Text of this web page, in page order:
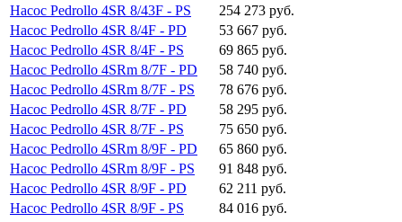
Насос Pedrollo 4SR 8/43F - PS
254 273 руб.
Насос Pedrollo 4SR 8/4F - PD
53 667 руб.
Насос Pedrollo 4SR 8/4F - PS
69 865 руб.
Насос Pedrollo 4SRm 8/7F - PD
58 740 руб.
Насос Pedrollo 4SRm 8/7F - PS
78 676 руб.
Насос Pedrollo 4SR 8/7F - PD
58 295 руб.
Насос Pedrollo 4SR 8/7F - PS
75 650 руб.
Насос Pedrollo 4SRm 8/9F - PD
65 860 руб.
Насос Pedrollo 4SRm 8/9F - PS
91 848 руб.
Насос Pedrollo 4SR 8/9F - PD
62 211 руб.
Насос Pedrollo 4SR 8/9F - PS
84 016 руб.